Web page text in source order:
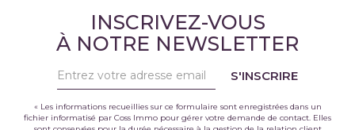
INSCRIVEZ-VOUS
À NOTRE NEWSLETTER
S'INSCRIRE
« Les informations recueillies sur ce formulaire sont enregistrées dans un
fichier informatisé par Coss Immo pour gérer votre demande de contact. Elles